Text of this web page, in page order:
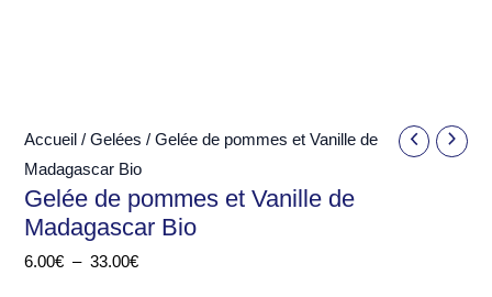
Accueil /Gelées / Gelée de pommes et Vanille de
Madagascar Bio
Gelée de pommes et Vanille de
Madagascar Bio
6.00€ – 33.00€Plage